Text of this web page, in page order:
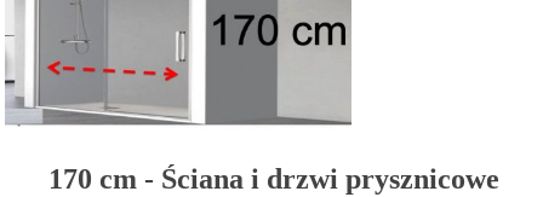
170 cm - Ściana i drzwi prysznicowe